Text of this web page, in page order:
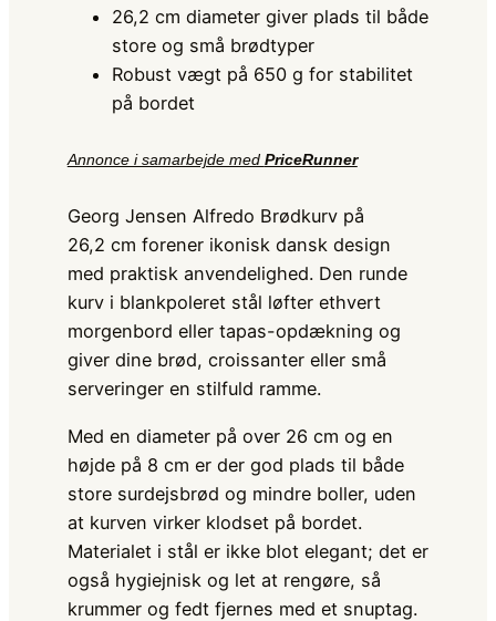
26,2 cm diameter giver plads til både
store og små brødtyper
Robust vægt på 650 g for stabilitet
på bordet
Annonce i samarbejde med PriceRunner
Georg Jensen Alfredo Brødkurv på
26,2 cm forener ikonisk dansk design
med praktisk anvendelighed. Den runde
kurv i blankpoleret stål løfter ethvert
morgenbord eller tapas-opdækning og
giver dine brød, croissanter eller små
serveringer en stilfuld ramme.
Med en diameter på over 26 cm og en
højde på 8 cm er der god plads til både
store surdejsbrød og mindre boller, uden
at kurven virker klodset på bordet.
Materialet i stål er ikke blot elegant; det er
også hygiejnisk og let at rengøre, så
krummer og fedt fjernes med et snuptag.